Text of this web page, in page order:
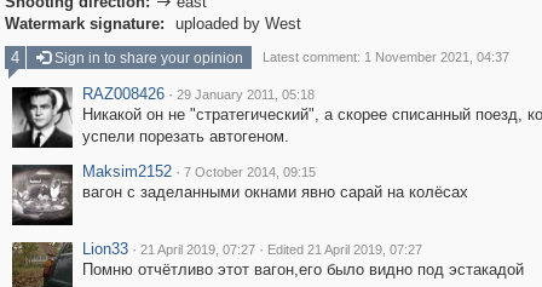

Watermark signature:
uploaded by West
4
Sign in to share your opinion Latest comment: 1 November 2021, 04:37
RAZ008426 · 29 January 2011, 05:18
Никакой он не "стратегический", а скорее списанный поезд,
успели порезать автогеном.
Maksim2152 · 7 October 2014, 09:15
вагон с заделанными окнами явно сарай на колёсах
Lion33 · 21 April 2019, 07:27 · Edited 21 April 2019, 07:27
Помню отчётливо этот вагон,его было видно под эстакадой